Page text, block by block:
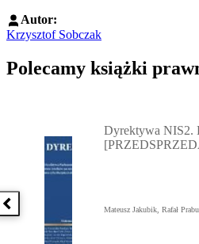
Autor:
Krzysztof Sobczak
Polecamy książki
Poprzednia książka
Dyrektywa NIS2.
Mateusz Jakubik, Rafał